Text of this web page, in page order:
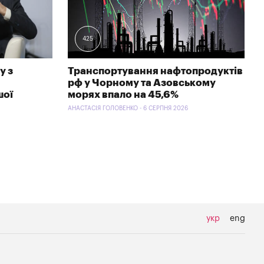
з
425
Транспортування нафтопродуктів
рф у Чорному та Азовському
морях впало на 45,6%
АНАСТАСІЯ ГОЛОВЕНКО - 6 СЕРПНЯ 2026
укр eng